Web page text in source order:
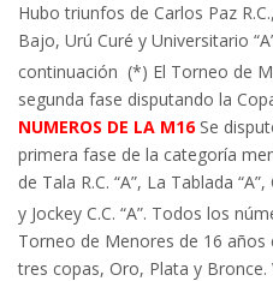
Hubo triunfos de Carlos Paz
Bajo, Urú Curé y Universitario
continuación (*) El Torneo de
segunda fase disputando la
NUMEROS DE LA M16Se
primera fase de la categoría
de Tala R.C. “A”, La Tablada
y Jockey C.C. “A”. Todos los
Torneo de Menores de 16 años
tres copas, Oro, Plata y